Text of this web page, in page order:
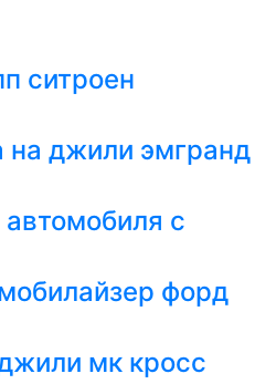
ситроен
на джили эмгранд
с
форд
мк кросс